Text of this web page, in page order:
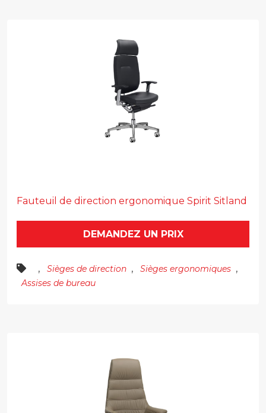
Fauteuil de direction ergonomique Spirit Sitland
DEMANDEZ UN PRIX
, Sièges de direction , Sièges ergonomiques ,
Assises de bureau